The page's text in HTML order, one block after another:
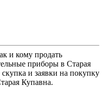
и кому продать
приборы в Старая
и заявки на покупку
Купавна.